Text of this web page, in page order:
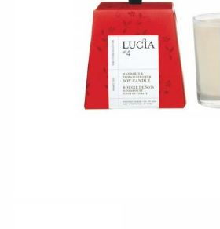
MAKE UP ACCESSOIRES